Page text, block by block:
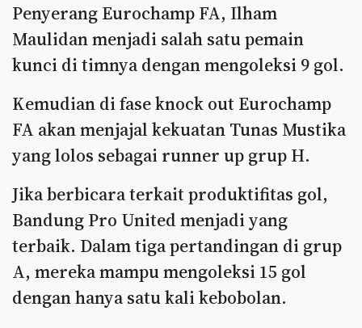
Penyerang Eurochamp FA, Ilham
Maulidan menjadi salah satu pemain
kunci di timnya dengan mengoleksi 9 gol.
Kemudian di fase knock out Eurochamp
FA akan menjajal kekuatan Tunas Mustika
yang lolos sebagai runner up grup H.
Jika berbicara terkait produktifitas gol,
Bandung Pro United menjadi yang
terbaik. Dalam tiga pertandingan di grup
A, mereka mampu mengoleksi 15 gol
dengan hanya satu kali kebobolan.